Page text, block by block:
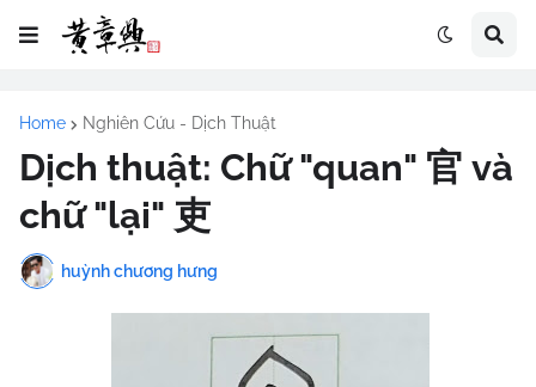
Home Nghiên Cứu - Dịch Thuật
Dịch thuật: Chữ "quan" 官 và
chữ "lại" 吏
huỳnh chương hưng